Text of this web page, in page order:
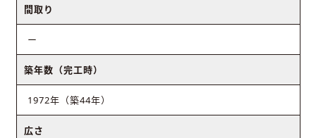
間取り
ー
築年数（完工時）
1972年（築44年）
広さ